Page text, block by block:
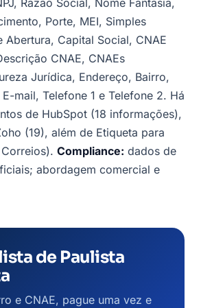
Razão Social, Nome Fantasia,
Porte, MEI, Simples
Abertura, Capital Social, CNAE
CNAE, CNAEs
Jurídica, Endereço, Bairro,
mail, Telefone 1 e Telefone 2. Há
de HubSpot (18 informações),
(19), além de Etiqueta para
Compliance: dados de
abordagem comercial e
de Paulista
e CNAE, pague uma vez e